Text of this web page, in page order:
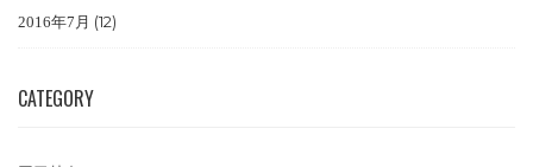
2016年7月 (12)
CATEGORY